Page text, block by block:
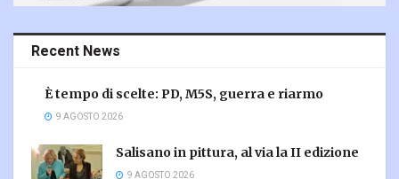
Recent News
È tempo di scelte: PD, M5S, guerra e riarmo
9 AGOSTO 2026
Salisano in pittura, al via la II edizione
9 AGOSTO 2026